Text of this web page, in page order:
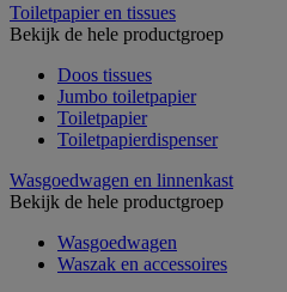
Toiletpapier en tissues
Bekijk de hele productgroep
Doos tissues
Jumbo toiletpapier
Toiletpapier
Toiletpapierdispenser
Wasgoedwagen en linnenkast
Bekijk de hele productgroep
Wasgoedwagen
Waszak en accessoires